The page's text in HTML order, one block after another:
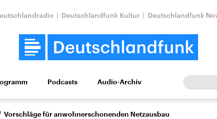
Deutschlandfunk Kultur Deutschlandfunk
Wissen Kultur Europa
Podcasts Audio-Archiv
Vorschläge für anwohnerschonenden Netzausbau